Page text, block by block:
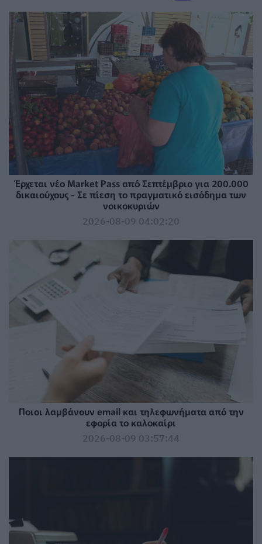
Έρχεται νέο Market Pass από Σεπτέμβριο για 200.000
δικαιούχους - Σε πίεση το πραγματικό εισόδημα των
νοικοκυριών
2026-08-09 04:02:20
Ποιοι λαμβάνουν email και τηλεφωνήματα από την
εφορία το καλοκαίρι
2026-08-09 03:57:44